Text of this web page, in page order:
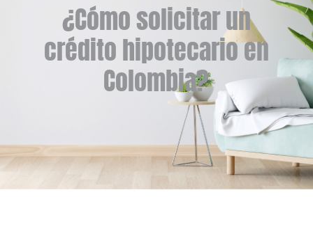
¿Cómo solicitar un
crédito hipotecario en
Colombia?